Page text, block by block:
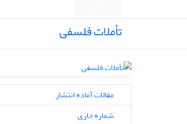
تأملات فلسفی
مقالات آماده انتشار
شماره جاری